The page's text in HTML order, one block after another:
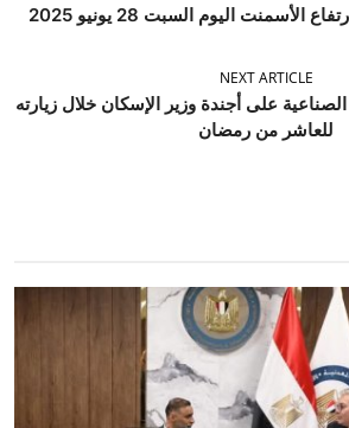
اليوم السبت 28 يونيو 2025
NEXT ARTICLE
على أجندة وزير الإسكان خلال زيارته
للعاشر من رمضان